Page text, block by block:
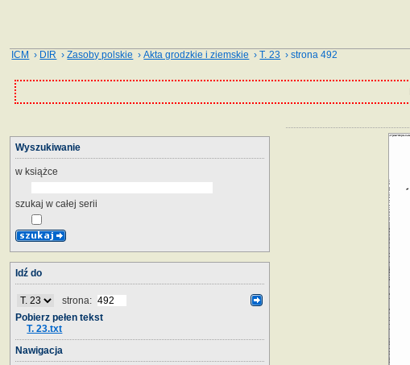
ICM › DIR ›Zasoby polskie ›Akta grodzkie i ziemskie ›T. 23 › strona 492
Wyszukiwanie
w książce
szukaj w całej serii
Idź do
strona:
Pobierz pełen tekst
T. 23.txt
Nawigacja